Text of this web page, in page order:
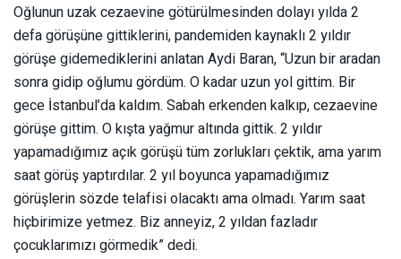
Oğlunun uzak cezaevine götürülmesinden dolayı yılda 2
defa görüşüne gittiklerini, pandemiden kaynaklı 2 yıldır
görüşe gidemediklerini anlatan Aydi Baran, “Uzun bir aradan
sonra gidip oğlumu gördüm. O kadar uzun yol gittim. Bir
gece İstanbul’da kaldım. Sabah erkenden kalkıp, cezaevine
görüşe gittim. O kışta yağmur altında gittik. 2 yıldır
yapamadığımız açık görüşü tüm zorlukları çektik, ama yarım
saat görüş yaptırdılar. 2 yıl boyunca yapamadığımız
görüşlerin sözde telafisi olacaktı ama olmadı. Yarım saat
hiçbirimize yetmez. Biz anneyiz, 2 yıldan fazladır
çocuklarımızı görmedik” dedi.